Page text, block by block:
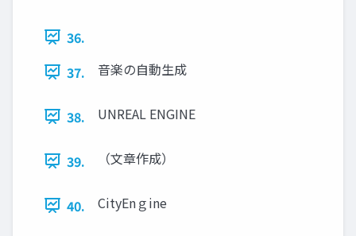
36.
37.
音楽の自動生成
38. UNREAL ENGINE
39. （文章作成）
40. CityEnｇine